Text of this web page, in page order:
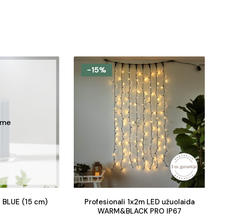
BLUE (15 cm)
-15%
Profesionali 1x2m LED užuolaida
WARM&BLACK PRO IP67